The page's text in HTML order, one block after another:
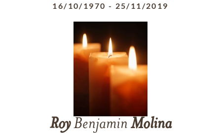
16/10/1970 - 25/11/2019
RoyBenjamin Molina